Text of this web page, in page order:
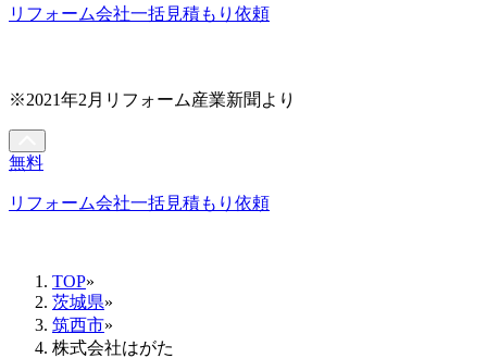
リフォーム会社一括見積もり依頼
※2021年2月リフォーム産業新聞より
無料
リフォーム会社一括見積もり依頼
TOP»
茨城県»
筑西市»
株式会社はがた